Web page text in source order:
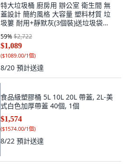
特大垃圾桶 廚房用 辦公室 衛生間 無
蓋設計 簡約風格 大容量 塑料材質 垃
圾簍 耐用+靜默灰(3個裝)送垃圾袋
+25L特大#帶壓圈#廚房垃圾桶, 1個,
25L特大#帶壓圈#廚房垃圾桶
59%$2,722
$1,089
($1089.00/1個)
8/20 預計送達
食品級塑膠桶 5L 10L 20L 帶蓋, 2L-美
式白色加厚帶蓋 40個, 1個
$1,574
($1574.00/1個)
8/22 預計送達